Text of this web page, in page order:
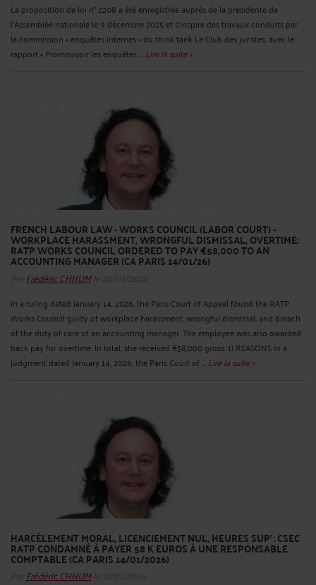
La proposition de loi n° 2208 a été enregistrée auprès de la présidente de
l’Assemblée nationale le 9 décembre 2025 et s’inspire des travaux conduits par
la commission « enquêtes internes » du think tank Le Club des juristes, avec le
rapport « Promouvoir les enquêtes ... Lire la suite >
FRENCH LABOUR LAW - WORKS COUNCIL (LABOR COURT) -
WORKPLACE HARASSMENT, WRONGFUL DISMISSAL, OVERTIME:
RATP WORKS COUNCIL ORDERED TO PAY €58,000 TO AN
ACCOUNTING MANAGER (CA PARIS 14/01/26)
Par Frédéric CHHUMle 20/01/2026
In a ruling dated January 14, 2026, the Paris Court of Appeal found the RATP
Works Council guilty of workplace harassment, wrongful dismissal, and breach
of the duty of care of an accounting manager. The employee was also awarded
back pay for overtime. In total, she received €58,000 gross. 1) REASONS In a
judgment dated January 14, 2026, the Paris Court of ... Lire la suite >
HARCÈLEMENT MORAL, LICENCIEMENT NUL, HEURES SUP’ : CSEC
RATP CONDAMNÉ À PAYER 58 K EUROS À UNE RESPONSABLE
COMPTABLE (CA PARIS 14/01/2026)
Par Frédéric CHHUMle 17/01/2026